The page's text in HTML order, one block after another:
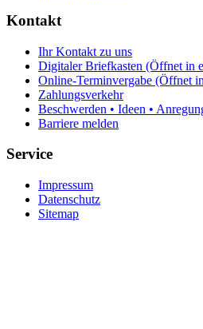
Kontakt
Ihr Kontakt zu uns
Digitaler Briefkasten (Öffnet in
Online-Terminvergabe (Öffnet
Zahlungsverkehr
Beschwerden • Ideen •
Barriere melden
Service
Impressum
Datenschutz
Sitemap